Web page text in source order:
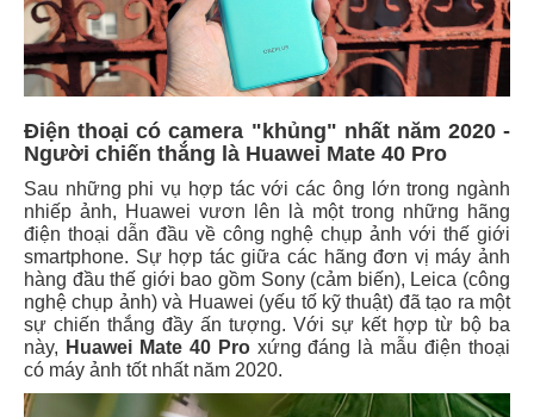
Điện thoại có camera "khủng" nhất năm 2020 -
Người chiến thắng là Huawei Mate 40 Pro
Sau những phi vụ hợp tác với các ông lớn trong ngành
nhiếp ảnh, Huawei vươn lên là một trong những hãng
điện thoại dẫn đầu về công nghệ chụp ảnh với thế giới
smartphone. Sự hợp tác giữa các hãng đơn vị máy ảnh
hàng đầu thế giới bao gồm Sony (cảm biến), Leica (công
nghệ chụp ảnh) và Huawei (yếu tố kỹ thuật) đã tạo ra một
sự chiến thắng đầy ấn tượng. Với sự kết hợp từ bộ ba
này, Huawei Mate 40 Proxứng đáng là mẫu điện thoại
có máy ảnh tốt nhất năm 2020.